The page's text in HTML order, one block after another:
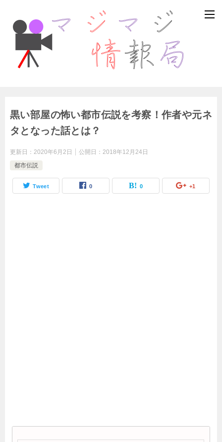
黒い部屋の怖い都市伝説を考察！作者や元ネ
タとなった話とは？
更新日： 2020年6月2日 公開日： 2018年12月24日
都市伝説
Tweet 0 0 +1